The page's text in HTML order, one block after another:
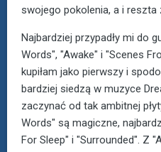
swojego pokolenia, a i reszta
Najbardziej przypadły mi do
Words", "Awake" i "Scenes
kupiłam jako pierwszy i
bardziej siedzą w muzyce
zaczynać od tak ambitnej
Words" są magiczne,
For Sleep" i "Surrounded". Z